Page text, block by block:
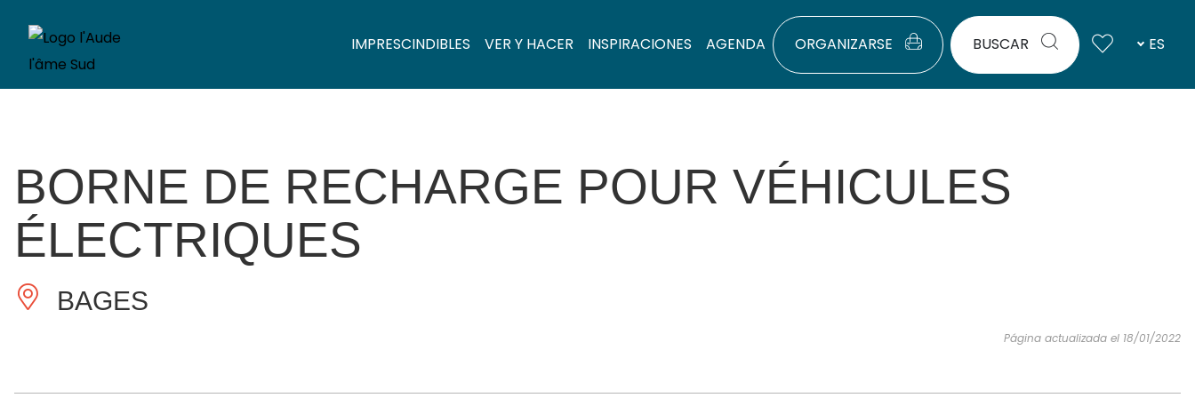
IMPRESCINDIBLES VER Y HACER INSPIRACIONES AGENDA ORGANIZARSE BUSCAR ES
BORNE DE RECHARGE POUR VÉHICULES
ÉLECTRIQUES
BAGES
Página actualizada el 18/01/2022